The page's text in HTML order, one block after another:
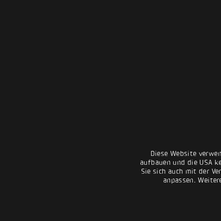
Diese Website
aufbauen und die USA
Sie sich auch mit der
anpassen.